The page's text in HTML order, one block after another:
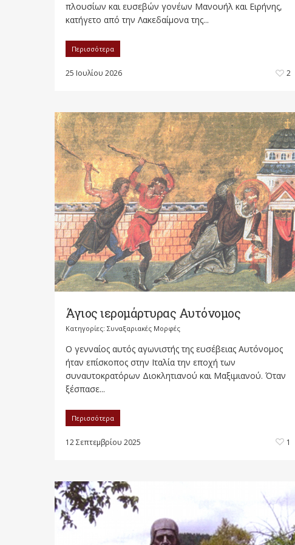
πλουσίων και ευσεβών γονέων Μανουήλ και Ειρήνης,
κατήγετο από την Λακεδαίμονα της...
Περισσότερα
25 Ιουλίου 2026 2
Άγιος ιερομάρτυρας Αυτόνομος
Κατηγορίες: Συναξαριακές Μορφές
Ο γενναίος αυτός αγωνιστής της ευσέβειας Αυτόνομος
ήταν επίσκοπος στην Ιταλία την εποχή των
συναυτοκρατόρων Διοκλητιανού και Μαξιμιανού. Όταν
ξέσπασε...
Περισσότερα
12 Σεπτεμβρίου 2025 1